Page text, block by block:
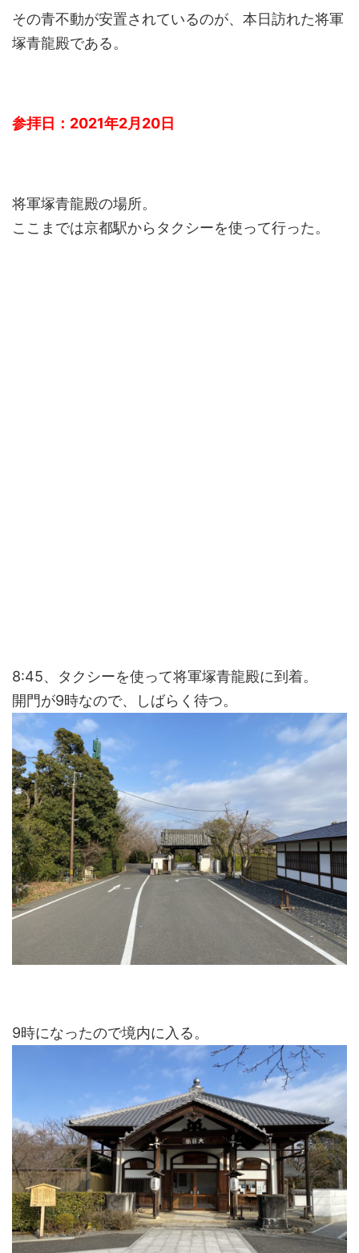
その青不動が安置されているのが、本日訪れた将軍
塚青龍殿である。
参拝日：2021年2月20日
将軍塚青龍殿の場所。
ここまでは京都駅からタクシーを使って行った。
8:45、タクシーを使って将軍塚青龍殿に到着。
開門が9時なので、しばらく待つ。
9時になったので境内に入る。